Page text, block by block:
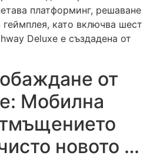
платформинг, решаване
геймплея, като включва шест
Deluxe е създадена от
от
Мобилна
новото …